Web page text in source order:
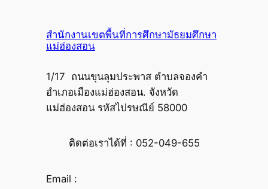
สำนักงานเขตพื้นที่การศึกษามัธยมศึกษา
แม่ฮ่องสอน
1/17 ถนนขุนลุมประพาส ตำบลจองคำ
อำเภอเมืองแม่ฮ่องสอน. จังหวัด
แม่ฮ่องสอน รหัสไปรษณีย์ 58000
ติดต่อเราได้ที่ : 052-049-655
Email :